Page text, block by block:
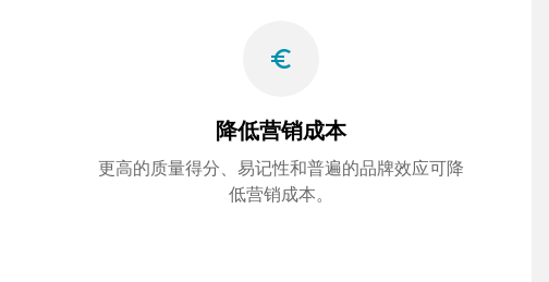
euro_symbol
降低营销成本
更高的质量得分、易记性和普遍的品牌效应可降
低营销成本。